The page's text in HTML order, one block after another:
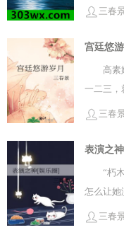
的那种
为了显示
但不可
差、暴
活在这个
签： 随
搜索关
它： 一
三春
宫廷悠
高素
一二三，
一张漂
三春
表演之
“朽
怎么让她
做演员
三春